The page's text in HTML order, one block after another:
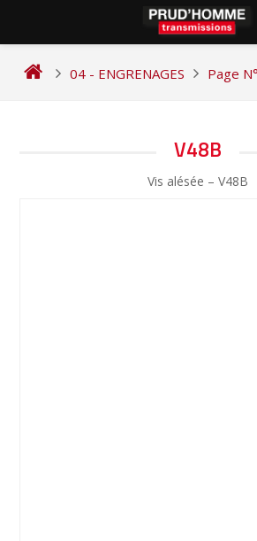
04 - ENGRENAGES Page
V48B
Vis alésée – V48B